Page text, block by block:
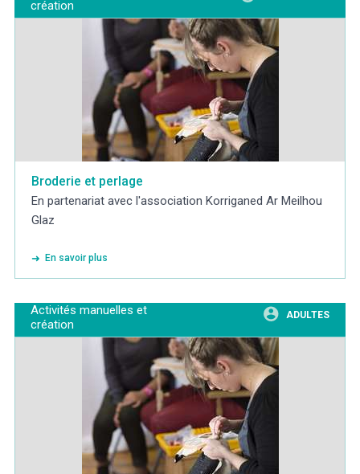
création
Broderie et perlage
En partenariat avec l'association Korriganed Ar Meilhou
Glaz
En savoir plus
Activités manuelles et
création
ADULTES